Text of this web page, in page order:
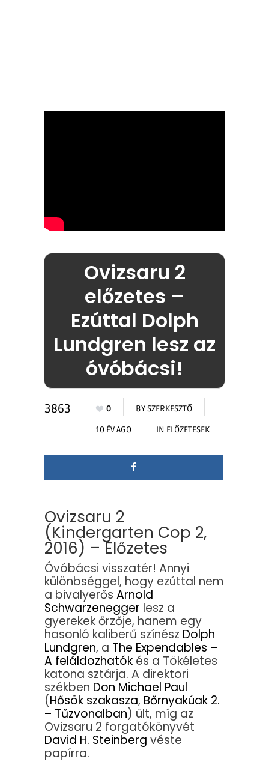
Ovizsaru 2
előzetes –
Ezúttal Dolph
Lundgren lesz az
óvóbácsi!
3863 0 BYSZERKESZTŐ
10 ÉV AGO IN ELŐZETESEK
Ovizsaru 2
(Kindergarten Cop 2,
2016) – Előzetes
Óvóbácsi visszatér! Annyi
különbséggel, hogy ezúttal nem
a bivalyerős Arnold
Schwarzenegger lesz a
gyerekek őrzője, hanem egy
hasonló kaliberű színész Dolph
Lundgren, a The Expendables –
A feláldozhatók és a Tökéletes
katona sztárja. A direktori
székben Don Michael Paul
(Hősök szakasza, Bőrnyakúak 2.
– Tűzvonalban) ült, míg az
Ovizsaru 2 forgatókönyvét
David H. Steinberg véste
papírra.